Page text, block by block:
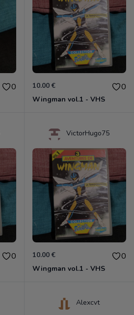
0 10.00 € 0
Wingman vol.1 - VHS
0
VictorHugo75
10.00 € 0
Wingman vol.1 - VHS
Alexcvt